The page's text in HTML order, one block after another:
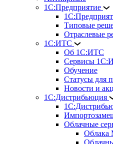
1С:Предприятие
Типовые
Отраслевые
1С:ИТС
Об 1С:ИТС
Сервисы
Обучение
Статусы для
Новости и
1С:Дистрибьюция
Облачные
Облака